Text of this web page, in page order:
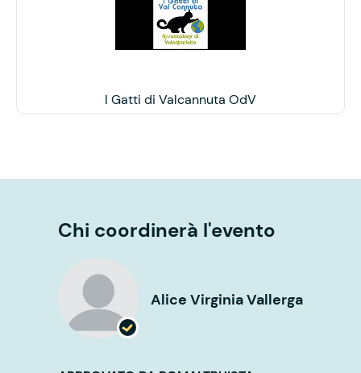
I Gatti di Valcannuta OdV
Chi coordinerà l'evento
Alice Virginia Vallerga